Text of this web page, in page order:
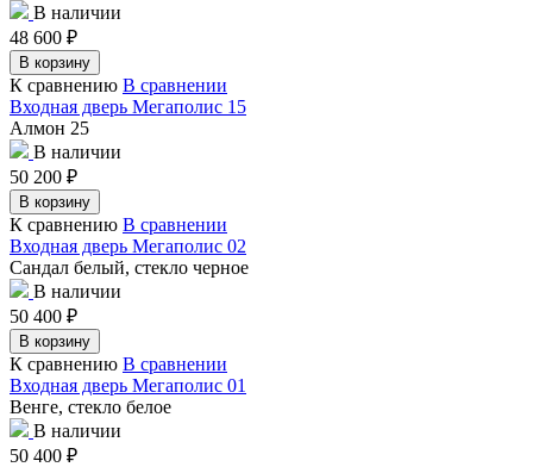
В наличии
48 600 ₽
В корзину
К сравнению В сравнении
Входная дверь Мегаполис 15
Алмон 25
В наличии
50 200 ₽
В корзину
К сравнению В сравнении
Входная дверь Мегаполис 02
Сандал белый, стекло черное
В наличии
50 400 ₽
В корзину
К сравнению В сравнении
Входная дверь Мегаполис 01
Венге, стекло белое
В наличии
50 400 ₽